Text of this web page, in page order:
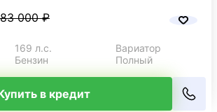
000 ₽
169 л.с.
Вариатор
Бензин Полный
в кредит